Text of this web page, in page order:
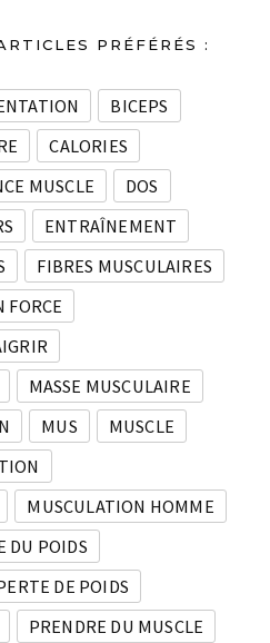
PRÉFÉRÉS :
BICEPS
CALORIES
MUSCLE
DOS
ENTRAÎNEMENT
FIBRES MUSCULAIRES
FORCE
MASSE MUSCULAIRE
MUS
MUSCLE
MUSCULATION HOMME
DU POIDS
DE POIDS
PRENDRE DU MUSCLE